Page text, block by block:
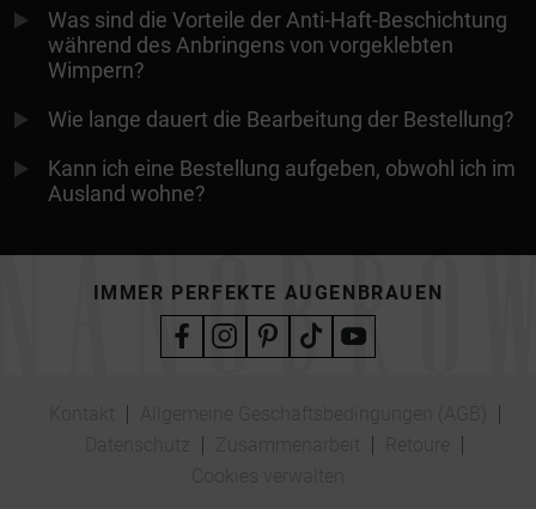
Was sind die Vorteile der Anti-Haft-Beschichtung
während des Anbringens von vorgeklebten
Wimpern?
Wie lange dauert die Bearbeitung der Bestellung?
Kann ich eine Bestellung aufgeben, obwohl ich im
Ausland wohne?
IMMER PERFEKTE AUGENBRAUEN